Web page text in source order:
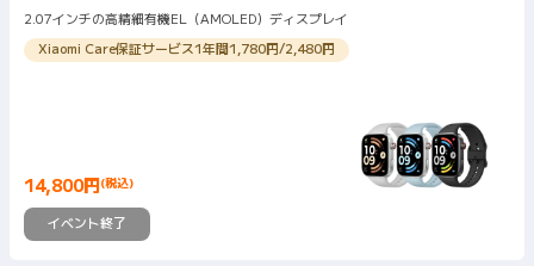
2.07インチの高精細有機EL（AMOLED）ディスプレイ
Xiaomi Care保証サービス1年間1,780円/2,480円
14,800円 (税込)
Current Price 円14800
イベント終了